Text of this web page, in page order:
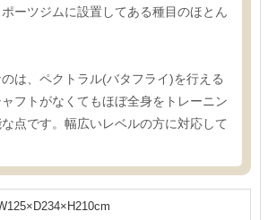
ーツジムに設置してある種目のほとん
は、ペクトラル(バタフライ)を行える
フトがなくてもほぼ全身をトレーニン
点です。幅広いレベルの方に対応して